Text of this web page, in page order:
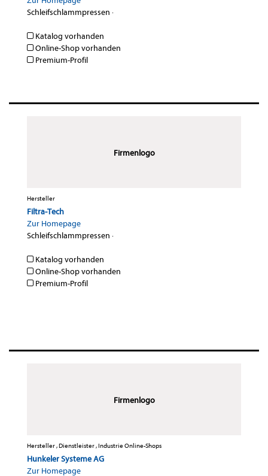
Schleifschlammpressen ·
Katalog vorhanden
Online-Shop vorhanden
Premium-Profil
Firmenlogo
Hersteller
Filtra-Tech
Zur Homepage
Schleifschlammpressen ·
Katalog vorhanden
Online-Shop vorhanden
Premium-Profil
Firmenlogo
Hersteller , Dienstleister , Industrie Online-Shops
Hunkeler Systeme AG
Zur Homepage